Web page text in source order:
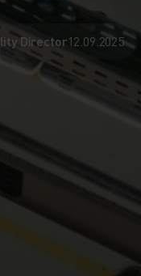
Director12.09.2025